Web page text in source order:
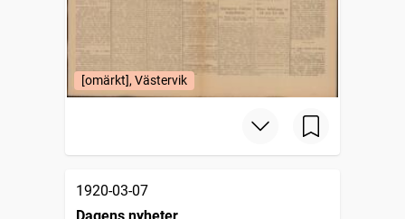
[omärkt], Västervik
1920-03-07